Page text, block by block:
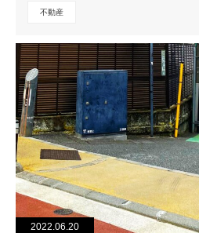
不動産
2022.06.20